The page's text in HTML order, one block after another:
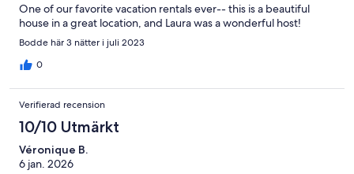
One of our favorite vacation rentals ever-- this is a beautiful
house in a great location, and Laura was a wonderful host!
Bodde här 3 nätter i juli 2023
0
Verifierad recension
10/10 Utmärkt
Véronique B.
6 jan. 2026